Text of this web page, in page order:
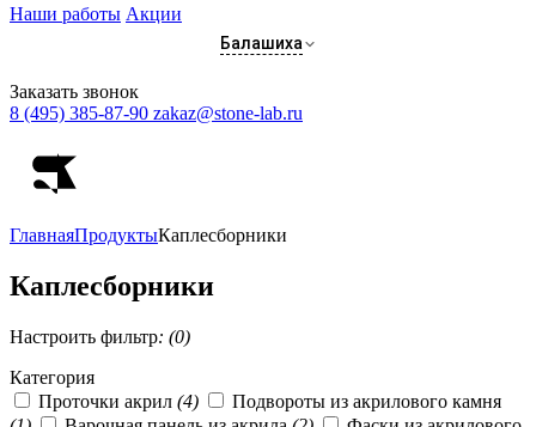
Наши работы Акции
Балашиха
Заказать звонок
8 (495) 385-87-90 zakaz@stone-lab.ru
ГлавнаяПродуктыКаплесборники
Каплесборники
Настроить фильтр: (0)
Категория
Проточки акрил (4)
Подвороты из акрилового камня